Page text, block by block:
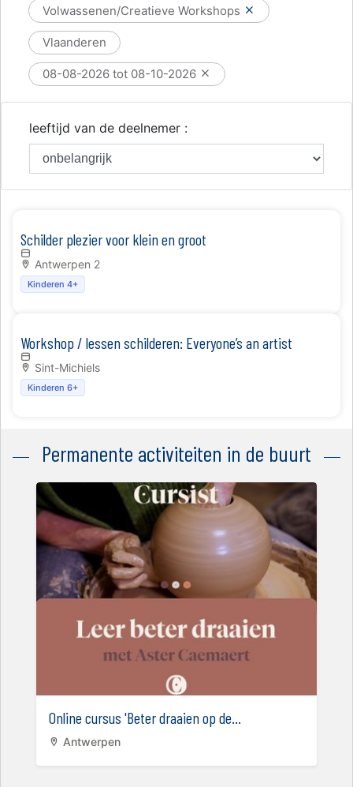
Volwassenen/Creatieve Workshops
Vlaanderen
08-08-2026 tot 08-10-2026
leeftijd van de deelnemer :
Schilder plezier voor klein en groot
Antwerpen 2
Kinderen 4+
Workshop / lessen schilderen: Everyone’s an artist
Sint-Michiels
Kinderen 6+
Permanente activiteiten in de buurt
Online cursus 'Beter draaien op de...
Antwerpen